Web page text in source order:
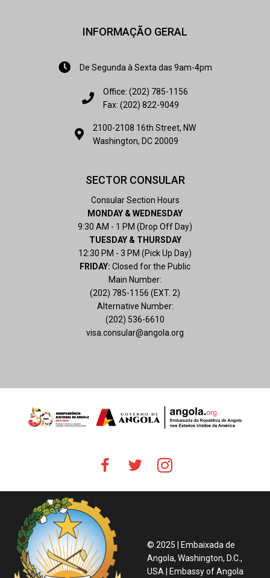
INFORMAÇÃO GERAL
De Segunda à Sexta das 9am-4pm
Office: (202) 785-1156
Fax: (202) 822-9049
2100-2108 16th Street, NW
Washington, DC 20009
SECTOR CONSULAR
Consular Section Hours
MONDAY & WEDNESDAY
9:30 AM - 1 PM (Drop Off Day)
TUESDAY & THURSDAY
12:30 PM - 3 PM (Pick Up Day)
FRIDAY: Closed for the Public
Main Number:
(202) 785-1156 (EXT. 2)
Alternative Number:
(202) 536-6610
visa.consular@angola.org
© 2025 | Embaixada de
Angola, Washington, D.C.,
USA | Embassy of Angola